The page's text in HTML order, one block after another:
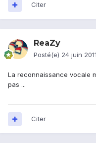
Citer
ReaZy
Posté(e) 24 juin 2011
La reconnaissance vocale
pas ...
Citer